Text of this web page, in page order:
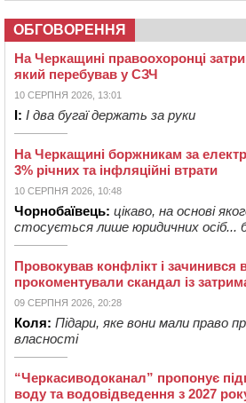
ОБГОВОРЕННЯ
На Черкащині правоохоронці
який перебував у СЗЧ
10 СЕРПНЯ 2026, 13:01
І: І два бугаї держать за руки
На Черкащині боржникам за
3% річних та інфляційні втрати
10 СЕРПНЯ 2026, 10:48
Чорнобаївець: цікаво, на основі
стосується лише юридичних осіб...
Провокував конфлікт і зачинився
прокоментували скандал із
09 СЕРПНЯ 2026, 20:28
Коля: Підари, яке вони мали право
власності
“Черкасиводоканал” пропонує
воду та водовідведення з 2027